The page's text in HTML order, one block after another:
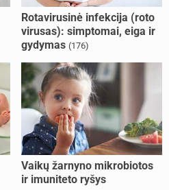
Rotavirusinė infekcija (roto
virusas): simptomai, eiga ir
gydymas (176)
Vaikų žarnyno mikrobiotos
ir imuniteto ryšys